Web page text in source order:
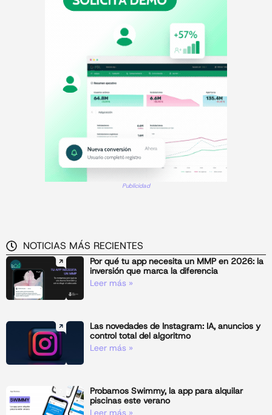
Publicidad
NOTICIAS MÁS RECIENTES
Por qué tu app necesita un MMP en 2026: la
inversión que marca la diferencia
Leer más »
Las novedades de Instagram: IA, anuncios y
control total del algoritmo
Leer más »
Probamos Swimmy, la app para alquilar
piscinas este verano
Leer más »